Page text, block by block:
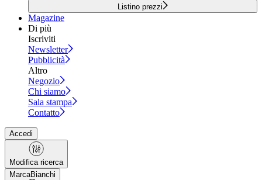
Listino prezzi
Magazine
Di più
Iscriviti
Newsletter
Pubblicità
Altro
Negozio
Chi siamo
Sala stampa
Contatto
Accedi
Modifica ricerca
MarcaBianchi